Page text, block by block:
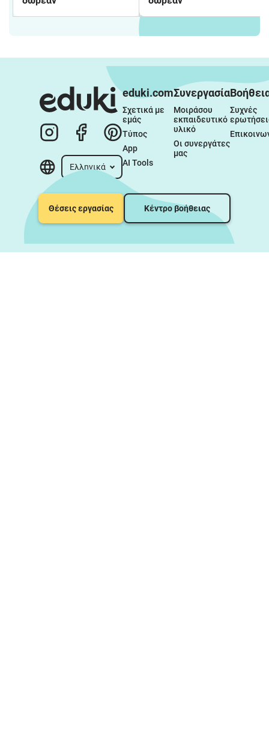
Ελληνικά
eduki.com
Σχετικά με
εμάς
Τύπος
App
AI Tools
Συνεργασία
Μοιράσου
εκπαιδευτικό
υλικό
Οι συνεργάτες
μας
Συχνές
Θέσεις εργασίας Κέντρο βοήθειας